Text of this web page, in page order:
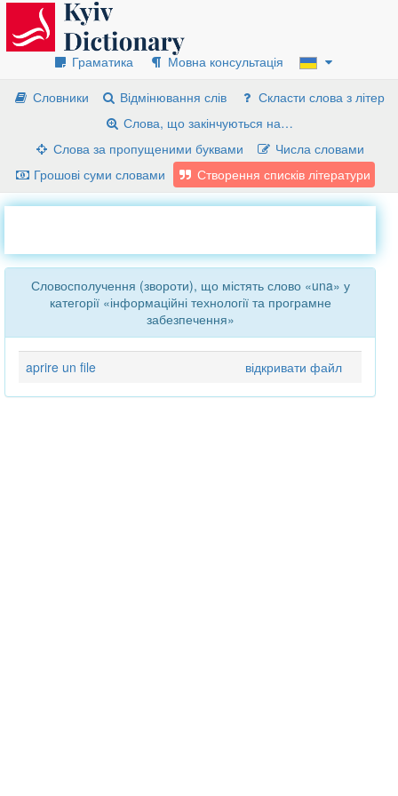
Граматика
Мовна консультація
Словники
Відмінювання слів
Скласти слова з літер
Слова, що закінчуються на…
Слова за пропущеними буквами
Числа словами
Грошові суми словами
Створення списків літератури
Словосполучення (звороти), що містять слово «una» у
категорії «інформаційні технології та програмне
забезпечення»
aprire un file відкривати файл